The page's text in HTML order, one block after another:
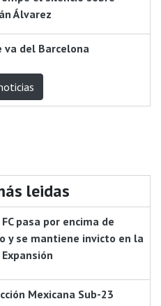
Álvarez
va del Barcelona
leidas
pasa por encima de
y se mantiene invicto en la
Mexicana Sub-23